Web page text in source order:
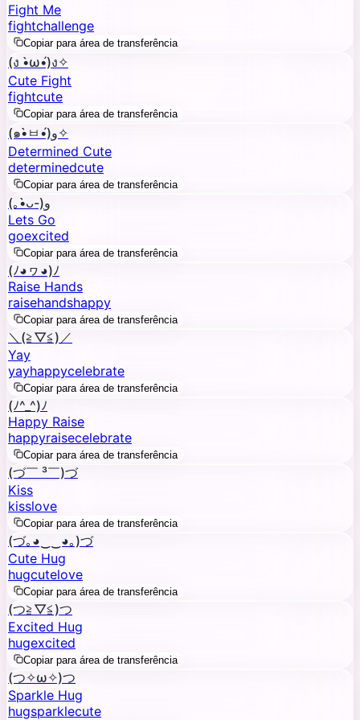
Fight Me
fightchallenge
Copiar para área de transferência
(ง •̀ω•́)ง✧
Cute Fight
fightcute
Copiar para área de transferência
(๑•̀ㅂ•́)و✧
Determined Cute
determinedcute
Copiar para área de transferência
(｡•̀ᴗ-)و
Lets Go
goexcited
Copiar para área de transferência
(ﾉ◕ヮ◕)ﾉ
Raise Hands
raisehandshappy
Copiar para área de transferência
＼(≧▽≦)／
Yay
yayhappycelebrate
Copiar para área de transferência
(ﾉ^_^)ﾉ
Happy Raise
happyraisecelebrate
Copiar para área de transferência
(づ￣ ³￣)づ
Kiss
kisslove
Copiar para área de transferência
(づ｡◕‿‿◕｡)づ
Cute Hug
hugcutelove
Copiar para área de transferência
(つ≧▽≦)つ
Excited Hug
hugexcited
Copiar para área de transferência
(つ✧ω✧)つ
Sparkle Hug
hugsparklecute